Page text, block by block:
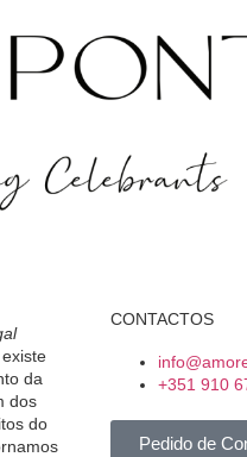
da
dos
do
CONTACTOS
+351 910
Pedido de